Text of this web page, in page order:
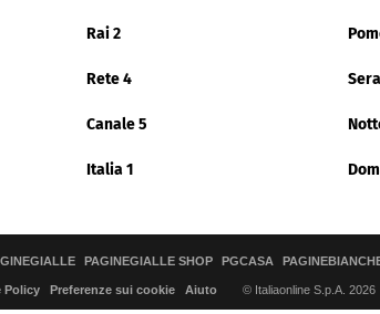
Rai 2
Rete 4 Sera
Canale 5
Italia 1
PAGINEGIALLE SHOP PGCASA
Policy Preferenze sui cookie Aiuto © Italiaonline S.p.A. 2026